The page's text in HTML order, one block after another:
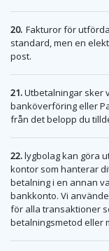
20. Fakturor för
standard, men en
post.
21.Utbetalningar sker
banköverföring eller
från det belopp du
22.lygbolag kan göra
kontor som hanterar
betalning i en annan
bankkonto. Vi
för alla transaktioner
betalningsmetod eller